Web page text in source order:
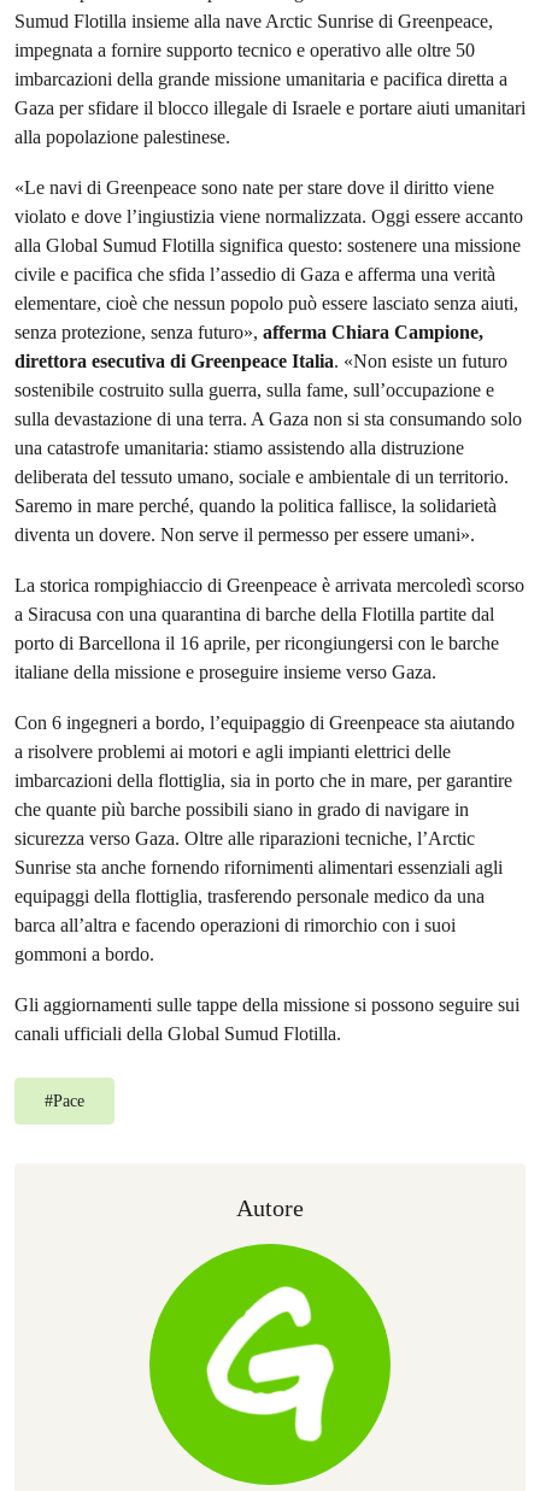
Sumud Flotilla insieme alla nave Arctic Sunrise di Greenpeace,
impegnata a fornire supporto tecnico e operativo alle oltre 50
imbarcazioni della grande missione umanitaria e pacifica diretta a
Gaza per sfidare il blocco illegale di Israele e portare aiuti umanitari
alla popolazione palestinese.
«Le navi di Greenpeace sono nate per stare dove il diritto viene
violato e dove l’ingiustizia viene normalizzata. Oggi essere accanto
alla Global Sumud Flotilla significa questo: sostenere una missione
civile e pacifica che sfida l’assedio di Gaza e afferma una verità
elementare, cioè che nessun popolo può essere lasciato senza aiuti,
senza protezione, senza futuro», afferma Chiara Campione,
direttora esecutiva di Greenpeace Italia. «Non esiste un futuro
sostenibile costruito sulla guerra, sulla fame, sull’occupazione e
sulla devastazione di una terra. A Gaza non si sta consumando solo
una catastrofe umanitaria: stiamo assistendo alla distruzione
deliberata del tessuto umano, sociale e ambientale di un territorio.
Saremo in mare perché, quando la politica fallisce, la solidarietà
diventa un dovere. Non serve il permesso per essere umani».
La storica rompighiaccio di Greenpeace è arrivata mercoledì scorso
a Siracusa con una quarantina di barche della Flotilla partite dal
porto di Barcellona il 16 aprile, per ricongiungersi con le barche
italiane della missione e proseguire insieme verso Gaza.
Con 6 ingegneri a bordo, l’equipaggio di Greenpeace sta aiutando
a risolvere problemi ai motori e agli impianti elettrici delle
imbarcazioni della flottiglia, sia in porto che in mare, per garantire
che quante più barche possibili siano in grado di navigare in
sicurezza verso Gaza. Oltre alle riparazioni tecniche, l’Arctic
Sunrise sta anche fornendo rifornimenti alimentari essenziali agli
equipaggi della flottiglia, trasferendo personale medico da una
barca all’altra e facendo operazioni di rimorchio con i suoi
gommoni a bordo.
Gli aggiornamenti sulle tappe della missione si possono seguire sui
canali ufficiali della Global Sumud Flotilla.
#Pace
Autore